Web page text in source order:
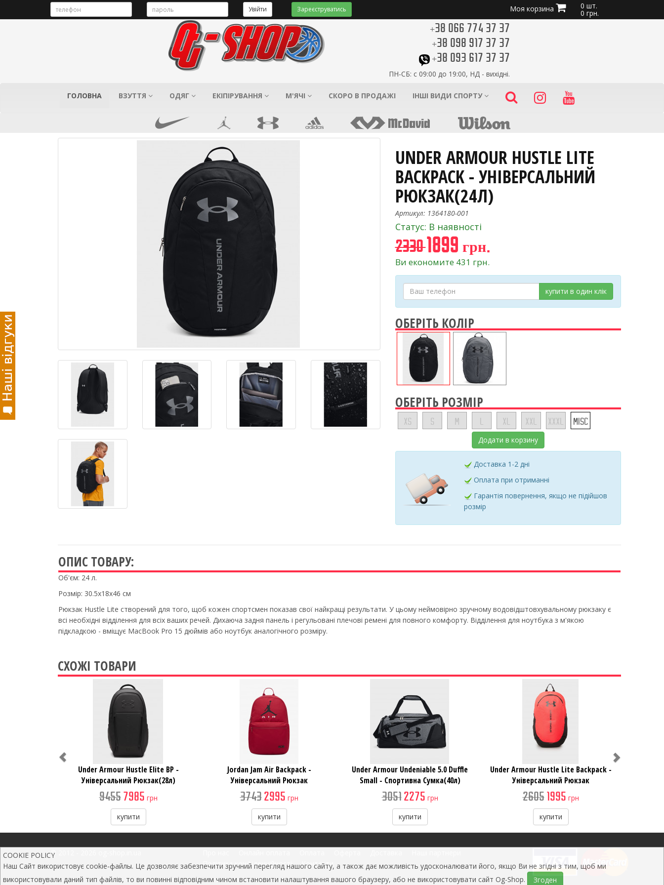
Увійти Зареєструватись Моя корзина 0 шт.
0 грн.
+38 066 774 37 37
+38 098 917 37 37
+38 093 617 37 37
ПН-СБ: с 09:00 до 19:00, НД - вихідні.
ГОЛОВНА ВЗУТТЯ ОДЯГ ЕКІПІРУВАННЯ М'ЯЧІ СКОРО В ПРОДАЖІ ІНШІ ВИДИ СПОРТУ
UNDER ARMOUR HUSTLE LITE
BACKPACK - УНІВЕРСАЛЬНИЙ
РЮКЗАК(24Л)
Артикул: 1364180-001
Статус: В наявності
23301899 грн.
Ви економите 431 грн.
купити в один клік
ОБЕРІТЬ КОЛІР
ОБЕРІТЬ РОЗМІР
XS S M L XL XXL XXXL MISC
Додати в корзину
Доставка 1-2 дні
Оплата при отриманні
Гарантія повернення, якщо не підійшов
розмір
ОПИС ТОВАРУ:
Об'єм: 24 л.
Розмір: 30.5x18x46 см
Рюкзак Hustle Lite створений для того, щоб кожен спортсмен показав свої найкращі результати. У цьому неймовірно зручному водовідштовхувальному рюкзаку є
всі необхідні відділення для всіх ваших речей. Дихаюча задня панель і регульовані плечові ремені для повного комфорту. Відділення для ноутбука з м'якою
підкладкою - вміщує MacBook Pro 15 дюймів або ноутбук аналогічного розміру.
СХОЖІ ТОВАРИ
Under Armour Hustle Elite BP -
Універсальний Рюкзак(28л)
9455 7985 грн
купити
Jordan Jam Air Backpack -
Універсальний Рюкзак
3743 2995 грн
купити
Under Armour Undeniable 5.0 Duffle
Small - Спортивна Сумка(40л)
3051 2275 грн
купити
Under Armour Hustle Lite Backpack -
Універсальний Рюкзак
2605 1995 грн
купити
© 2012 - 2026 og-shop.in.ua
Політика конфіденційності
Контакти
COOKIE POLICY
Наш Сайт використовує cookie-файлы. Це дозволяє забезпечити зручний перегляд нашого сайту, а також дає можливість удосконалювати його, якщо Ви не згідні з тим, щоб ми
використовували даний тип файлів, то ви повинні відповідним чином встановити налаштування вашого браузеру, або не використовувати сайт Og-Shop.
Згоден